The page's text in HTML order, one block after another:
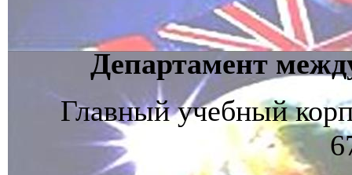
Департамент
Главный учебный